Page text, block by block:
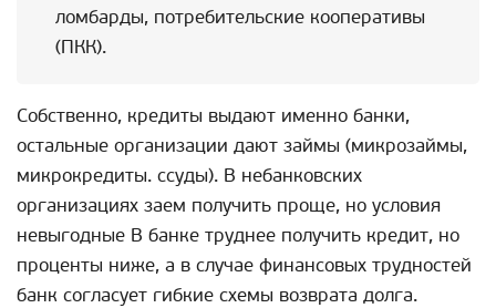
ломбарды, потребительские кооперативы
(ПКК).
Собственно, кредиты выдают именно банки,
остальные организации дают займы (микрозаймы,
микрокредиты. ссуды). В небанковских
организациях заем получить проще, но условия
невыгодные В банке труднее получить кредит, но
проценты ниже, а в случае финансовых трудностей
банк согласует гибкие схемы возврата долга.